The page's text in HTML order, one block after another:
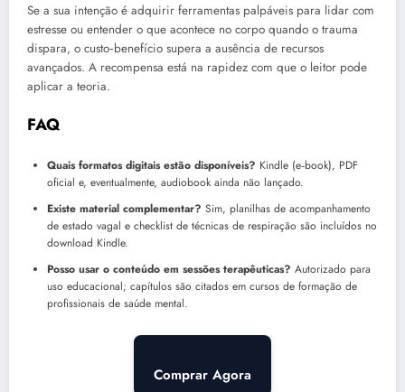
Se a sua intenção é adquirir ferramentas palpáveis para lidar com
estresse ou entender o que acontece no corpo quando o trauma
dispara, o custo‑benefício supera a ausência de recursos
avançados. A recompensa está na rapidez com que o leitor pode
aplicar a teoria.
FAQ
Quais formatos digitais estão disponíveis? Kindle (e‑book), PDF
oficial e, eventualmente, audiobook ainda não lançado.
Existe material complementar? Sim, planilhas de acompanhamento
de estado vagal e checklist de técnicas de respiração são incluídos no
download Kindle.
Posso usar o conteúdo em sessões terapêuticas? Autorizado para
uso educacional; capítulos são citados em cursos de formação de
profissionais de saúde mental.
Comprar Agora